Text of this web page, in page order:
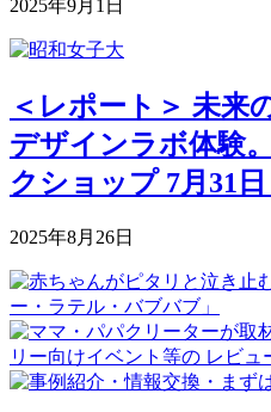
2025年9月1日
＜レポート＞ 未来
デザインラボ体験
クショップ 7月31日
2025年8月26日